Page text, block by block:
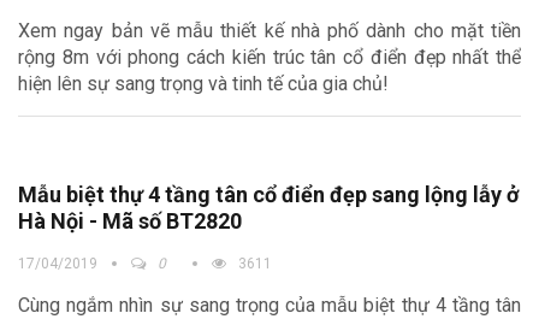
Xem ngay bản vẽ mẫu thiết kế nhà phố dành cho mặt tiền
rộng 8m với phong cách kiến trúc tân cổ điển đẹp nhất thể
hiện lên sự sang trọng và tinh tế của gia chủ!
Mẫu biệt thự 4 tầng tân cổ điển đẹp sang lộng lẫy ở
Hà Nội - Mã số BT2820
17/04/2019 0 3611
Cùng ngắm nhìn sự sang trọng của mẫu biệt thự 4 tầng tân